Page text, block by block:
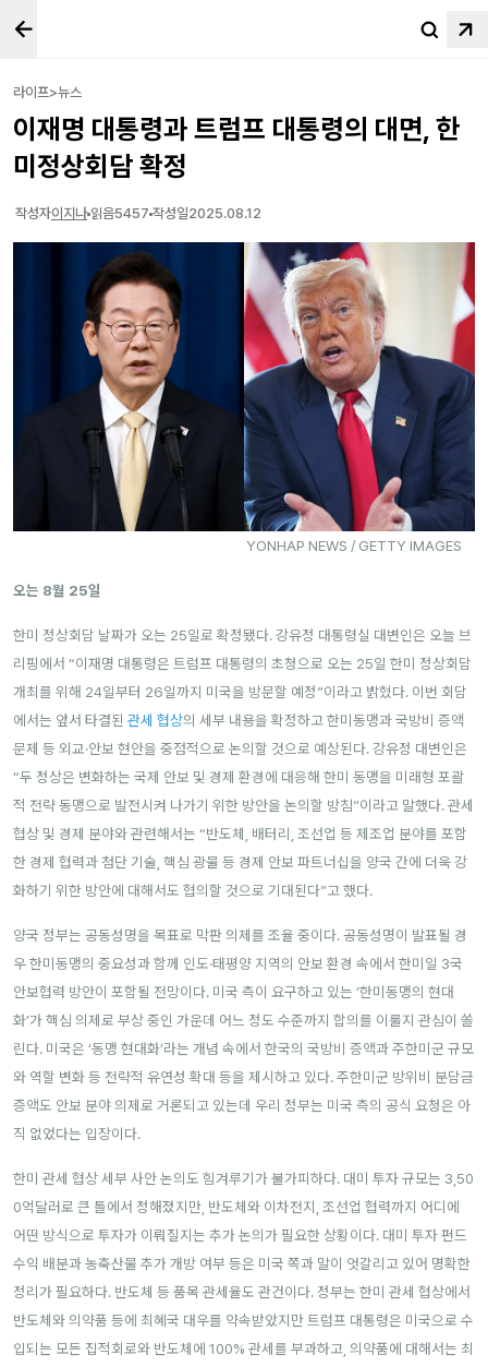
라이프>뉴스
이재명 대통령과 트럼프 대통령의 대면, 한
미정상회담 확정
작성자이지나 읽음5457 작성일2025.08.12
YONHAP NEWS / GETTY IMAGES
오는 8월 25일
한미 정상회담 날짜가 오는 25일로 확정됐다. 강유정 대통령실 대변인은 오늘 브
리핑에서 “이재명 대통령은 트럼프 대통령의 초청으로 오는 25일 한미 정상회담
개최를 위해 24일부터 26일까지 미국을 방문할 예정”이라고 밝혔다. 이번 회담
에서는 앞서 타결된 관세 협상의 세부 내용을 확정하고 한미동맹과 국방비 증액
문제 등 외교·안보 현안을 중점적으로 논의할 것으로 예상된다. 강유정 대변인은
“두 정상은 변화하는 국제 안보 및 경제 환경에 대응해 한미 동맹을 미래형 포괄
적 전략 동맹으로 발전시켜 나가기 위한 방안을 논의할 방침”이라고 말했다. 관세
협상 및 경제 분야와 관련해서는 “반도체, 배터리, 조선업 등 제조업 분야를 포함
한 경제 협력과 첨단 기술, 핵심 광물 등 경제 안보 파트너십을 양국 간에 더욱 강
화하기 위한 방안에 대해서도 협의할 것으로 기대된다”고 했다.
양국 정부는 공동성명을 목표로 막판 의제를 조율 중이다. 공동성명이 발표될 경
우 한미동맹의 중요성과 함께 인도·태평양 지역의 안보 환경 속에서 한미일 3국
안보협력 방안이 포함될 전망이다. 미국 측이 요구하고 있는 ‘한미동맹의 현대
화’가 핵심 의제로 부상 중인 가운데 어느 정도 수준까지 합의를 이룰지 관심이 쏠
린다. 미국은 ‘동맹 현대화’라는 개념 속에서 한국의 국방비 증액과 주한미군 규모
와 역할 변화 등 전략적 유연성 확대 등을 제시하고 있다. 주한미군 방위비 분담금
증액도 안보 분야 의제로 거론되고 있는데 우리 정부는 미국 측의 공식 요청은 아
직 없었다는 입장이다.
한미 관세 협상 세부 사안 논의도 힘겨루기가 불가피하다. 대미 투자 규모는 3,50
0억달러로 큰 틀에서 정해졌지만, 반도체와 이차전지, 조선업 협력까지 어디에
어떤 방식으로 투자가 이뤄질지는 추가 논의가 필요한 상황이다. 대미 투자 펀드
수익 배분과 농축산물 추가 개방 여부 등은 미국 쪽과 말이 엇갈리고 있어 명확한
정리가 필요하다. 반도체 등 품목 관세율도 관건이다. 정부는 한미 관세 협상에서
반도체와 의약품 등에 최혜국 대우를 약속받았지만 트럼프 대통령은 미국으로 수
입되는 모든 집적회로와 반도체에 100% 관세를 부과하고, 의약품에 대해서는 최